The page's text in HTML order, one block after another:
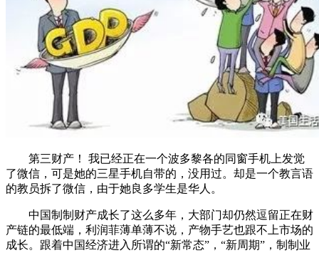
第三财产！ 我已经正在一个波多黎各的同窗手机上发觉
了微信，可是她的三星手机自带的，没用过。却是一个教言语
的教员拆了微信，由于她良多学生是华人。
中国制制财产成长了这么多年，大部门却仍然逗留正在财
产链的最低端，利润菲薄单薄不说，产物手艺也跟不上市场的
成长。跟着中国经济进入所谓的“新常态”，“新周期”，制制业